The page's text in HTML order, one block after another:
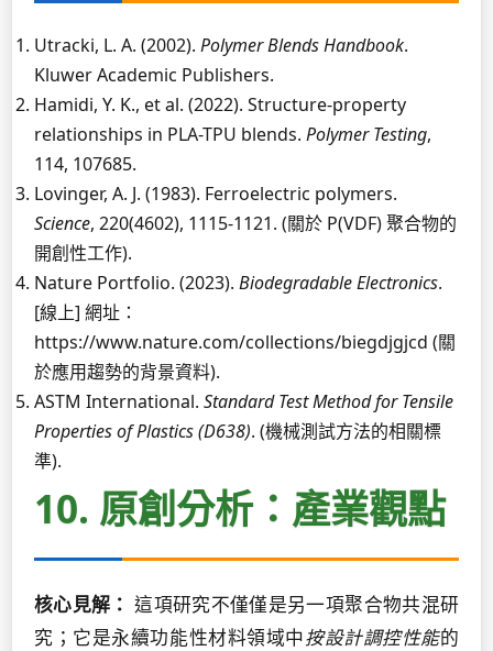
Utracki, L. A. (2002). Polymer Blends Handbook.
Kluwer Academic Publishers.
Hamidi, Y. K., et al. (2022). Structure-property
relationships in PLA-TPU blends. Polymer Testing,
114, 107685.
Lovinger, A. J. (1983). Ferroelectric polymers.
Science, 220(4602), 1115-1121. (關於 P(VDF) 聚合物的
開創性工作).
Nature Portfolio. (2023). Biodegradable Electronics.
[線上] 網址：
https://www.nature.com/collections/biegdjgjcd (關
於應用趨勢的背景資料).
ASTM International. Standard Test Method for Tensile
Properties of Plastics (D638). (機械測試方法的相關標
準).
10. 原創分析：產業觀點
核心見解： 這項研究不僅僅是另一項聚合物共混研
究；它是永續功能性材料領域中按設計調控性能的